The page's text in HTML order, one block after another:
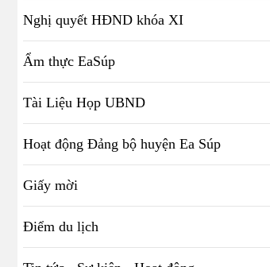
Nghị quyết HĐND khóa XI
Ẩm thực EaSúp
Tài Liệu Họp UBND
Hoạt động Đảng bộ huyện Ea Súp
Giấy mời
Điểm du lịch